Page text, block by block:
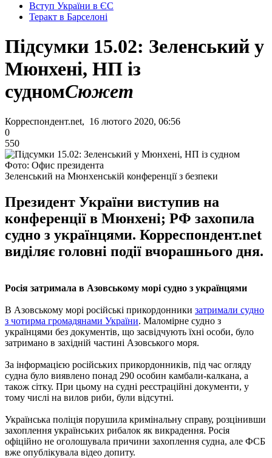
Вступ України в ЄС
Теракт в Барселоні
Підсумки 15.02: Зеленський у
Мюнхені, НП із
судномСюжет
Корреспондент.net, 16 лютого 2020, 06:56
0
550
Фото: Офис президента
Зеленський на Мюнхенській конференції з безпеки
Президент України виступив на
конференції в Мюнхені; РФ захопила
судно з українцями. Корреспондент.net
виділяє головні події вчорашнього дня.
Росія затримала в Азовському морі судно з українцями
В Азовському морі російські прикордонники затримали судно
з чотирма громадянами України. Маломірне судно з
українцями без документів, що засвідчують їхні особи, було
затримано в західній частині Азовського моря.
За інформацією російських прикордонників, під час огляду
судна було виявлено понад 290 особин камбали-калкана, а
також сітку. При цьому на судні реєстраційні документи, у
тому числі на вилов риби, були відсутні.
Українська поліція порушила кримінальну справу, розцінивши
захоплення українських рибалок як викрадення. Росія
офіційно не оголошувала причини захоплення судна, але ФСБ
вже опублікувала відео допиту.